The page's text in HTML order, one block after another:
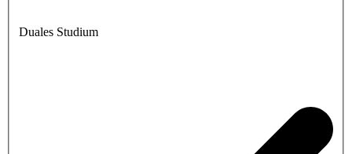
Duales Studium